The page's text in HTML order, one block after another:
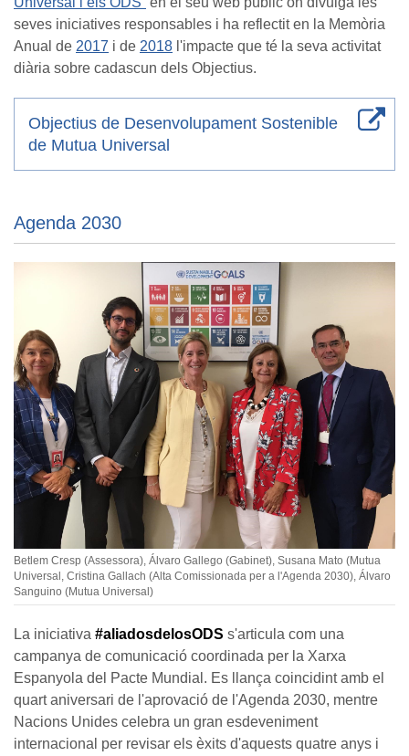
seves iniciatives responsables i ha reflectit en la Memòria
Anual de 2017 i de 2018 l'impacte que té la seva activitat
diària sobre cadascun dels Objectius.
Objectius de Desenvolupament Sostenible
de Mutua Universal
Agenda 2030
Betlem Cresp (Assessora), Álvaro Gallego (Gabinet), Susana Mato (Mutua
Universal, Cristina Gallach (Alta Comissionada per a l'Agenda 2030), Álvaro
Sanguino (Mutua Universal)
La iniciativa #aliadosdelosODS s'articula com una
campanya de comunicació coordinada per la Xarxa
Espanyola del Pacte Mundial. Es llança coincidint amb el
quart aniversari de l'aprovació de l'Agenda 2030, mentre
Nacions Unides celebra un gran esdeveniment
internacional per revisar els èxits d'aquests quatre anys i